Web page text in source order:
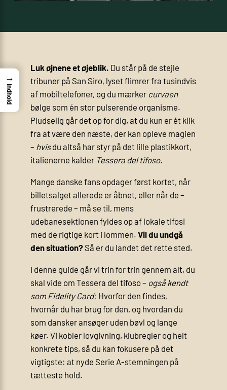
Luk øjnene et øjeblik. Du står på de stejle
tribuner på San Siro, lyset flimrer fra tusindvis
af mobiltelefoner, og du mærker curvaen
bølge som én stor pulserende organisme.
Pludselig går det op for dig, at du kun er ét klik
fra at være den næste, der kan opleve magien
– hvisdu altså har styr på det lille plastikkort,
italienerne kalder Tessera del tifoso.
Mange danske fans opdager først kortet, når
billetsalget allerede er åbnet, eller når de –
frustrerede – må se til, mens
udebanesektionen fyldes op af lokale tifosi
med de rigtige kort i lommen. Vil du undgå
den situation?Så er du landet det rette sted.
I denne guide går vi trin for trin gennem alt, du
skal vide om Tessera del tifoso – også kendt
som Fidelity Card: Hvorfor den findes,
hvornår du har brug for den, og hvordan du
som dansker ansøger uden bøvl og lange
køer. Vi kobler lovgivning, klubregler og helt
konkrete tips, så du kan fokusere på det
vigtigste: at nyde Serie A-stemningen på
tætteste hold.
→
Indhold